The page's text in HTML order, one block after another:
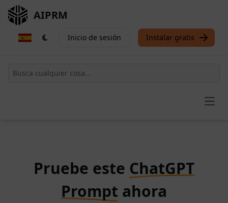
AIPRM
Inicio de sesión Instalar gratis
Pruebe este ChatGPT
Prompt ahora